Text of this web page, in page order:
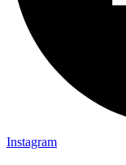
Instagram